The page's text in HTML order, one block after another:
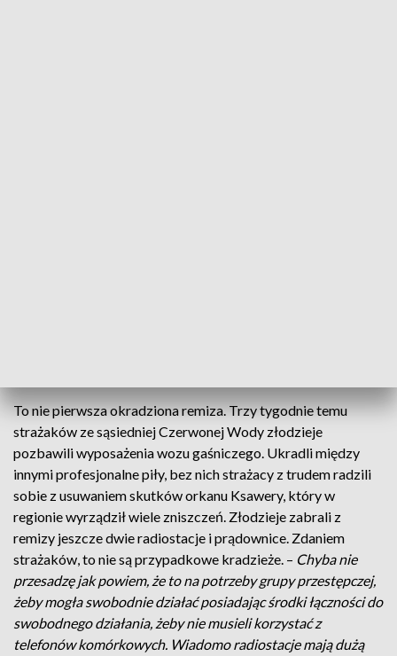
To nie pierwsza okradziona remiza. Trzy tygodnie temu
strażaków ze sąsiedniej Czerwonej Wody złodzieje
pozbawili wyposażenia wozu gaśniczego. Ukradli między
innymi profesjonalne piły, bez nich strażacy z trudem radzili
sobie z usuwaniem skutków orkanu Ksawery, który w
regionie wyrządził wiele zniszczeń. Złodzieje zabrali z
remizy jeszcze dwie radiostacje i prądownice. Zdaniem
strażaków, to nie są przypadkowe kradzieże. – Chyba nie
przesadzę jak powiem, że to na potrzeby grupy przestępczej,
żeby mogła swobodnie działać posiadając środki łączności do
swobodnego działania, żeby nie musieli korzystać z
telefonów komórkowych. Wiadomo radiostacje mają dużą